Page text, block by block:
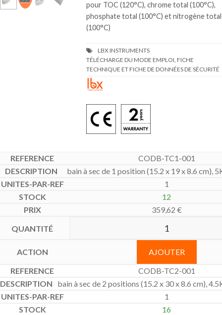
pour TOC (120°C), chrome total (100°C),
phosphate total (100°C) et nitrogène total
(100°C)
TÉLÉCHARGE DU MODE EMPLOI, FICHE
TECHNIQUE ET FICHE DE DONNÉES DE SÉCURITÉ
CODB-TC1-001
bain à sec de 1 position (15.2 x 19 x 8.6 cm),
1
12
359,62 €
AJOUTER
CODB-TC2-001
bain à sec de 2 positions (15.2 x 30 x 8.6 cm),
1
16